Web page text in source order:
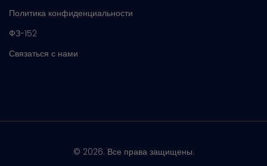
Политика конфиденциальности
ФЗ-152
Связаться с нами
© 2026. Все права защищены.